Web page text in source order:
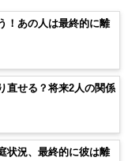
！あの人は最終的に離
直せる？将来2人の関係
状況、最終的に彼は離